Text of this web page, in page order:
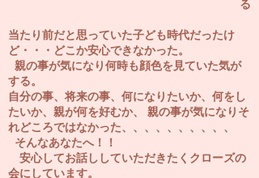
る
当たり前だと思っていた子ども時代だったけ
ど・・・どこか安心できなかった。
親の事が気になり何時も顔色を見ていた気が
する。
自分の事、将来の事、何になりたいか、何をし
たいか、親が何を好むか、 親の事が気になりそ
れどころではなかった、、、、、、、、、、
そんなあなたへ！！
安心してお話ししていただきたくクローズの
会にしています。